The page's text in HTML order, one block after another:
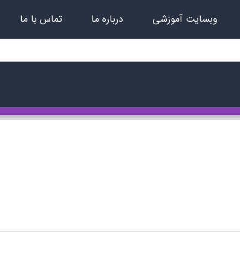
وبسایت آموزشی درباره ما تماس با ما